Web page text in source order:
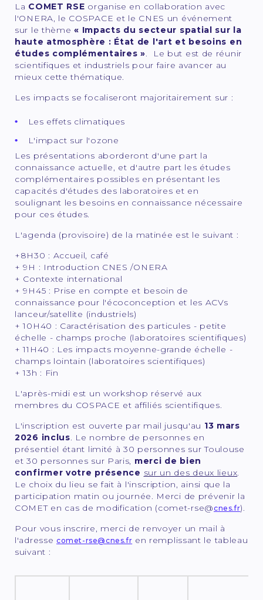
La COMET RSE organise en collaboration avec
l'ONERA, le COSPACE et le CNES un événement
sur le thème« Impacts du secteur spatial sur la
haute atmosphère : État de l'art et besoins en
études complémentaires ». Le but est de réunir
scientifiques et industriels pour faire avancer au
mieux cette thématique.
Les impacts se focaliseront majoritairement sur :
Les effets climatiques
L'impact sur l'ozone
Les présentations aborderont d'une part la
connaissance actuelle, et d'autre part les études
complémentaires possibles en présentant les
capacités d'études des laboratoires et en
soulignant les besoins en connaissance nécessaire
pour ces études.
L'agenda (provisoire) de la matinée est le suivant :
+8H30 : Accueil, café
+ 9H : Introduction CNES /ONERA
+ Contexte international
+ 9H45 : Prise en compte et besoin de
connaissance pour l'écoconception et les ACVs
lanceur/satellite (industriels)
+ 10H40 : Caractérisation des particules - petite
échelle - champs proche (laboratoires scientifiques)
+ 11H40 : Les impacts moyenne-grande échelle -
champs lointain (laboratoires scientifiques)
+ 13h : Fin
L'après-midi est un workshop réservé aux
membres du COSPACE et affiliés scientifiques.
L'inscription est ouverte par mail jusqu'au 13 mars
2026 inclus. Le nombre de personnes en
présentiel étant limité à 30 personnes sur Toulouse
et 30 personnes sur Paris, merci de bien
confirmer votre présence sur un des deux lieux.
Le choix du lieu se fait à l'inscription, ainsi que la
participation matin ou journée. Merci de prévenir la
COMET en cas de modification (comet-rse@cnes.fr).
Pour vous inscrire, merci de renvoyer un mail à
l'adresse comet-rse@cnes.fr en remplissant le tableau
suivant :